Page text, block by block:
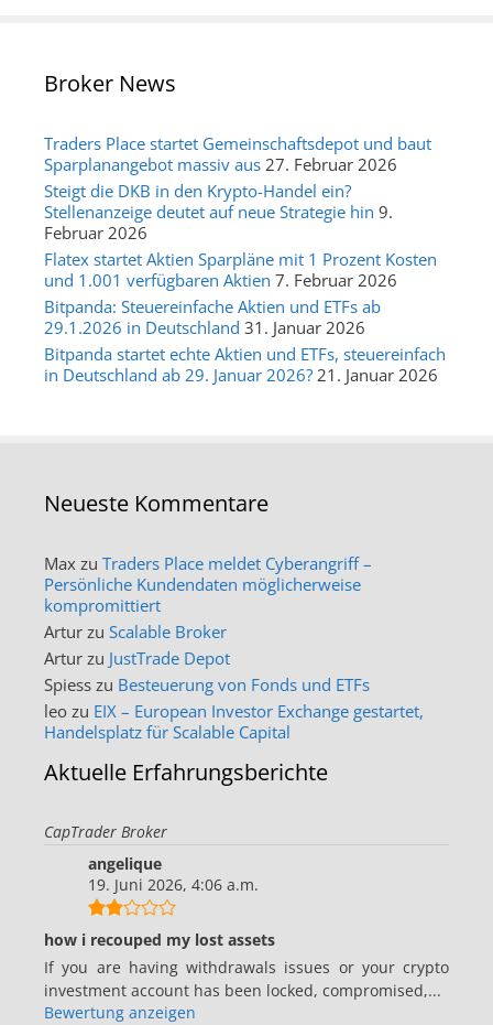
Broker News
Traders Place startet Gemeinschaftsdepot und baut
Sparplanangebot massiv aus 27. Februar 2026
Steigt die DKB in den Krypto-Handel ein?
Stellenanzeige deutet auf neue Strategie hin 9.
Februar 2026
Flatex startet Aktien Sparpläne mit 1 Prozent Kosten
und 1.001 verfügbaren Aktien 7. Februar 2026
Bitpanda: Steuereinfache Aktien und ETFs ab
29.1.2026 in Deutschland 31. Januar 2026
Bitpanda startet echte Aktien und ETFs, steuereinfach
in Deutschland ab 29. Januar 2026? 21. Januar 2026
Neueste Kommentare
Max zu Traders Place meldet Cyberangriff –
Persönliche Kundendaten möglicherweise
kompromittiert
Artur zu Scalable Broker
Artur zu JustTrade Depot
Spiess zu Besteuerung von Fonds und ETFs
leo zu EIX – European Investor Exchange gestartet,
Handelsplatz für Scalable Capital
Aktuelle Erfahrungsberichte
CapTrader Broker
angelique
19. Juni 2026, 4:06 a.m.
how i recouped my lost assets
If you are having withdrawals issues or your crypto
investment account has been locked, compromised,...
Bewertung anzeigen